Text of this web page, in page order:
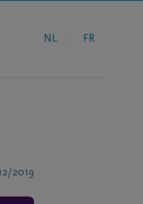
NL FR
2019